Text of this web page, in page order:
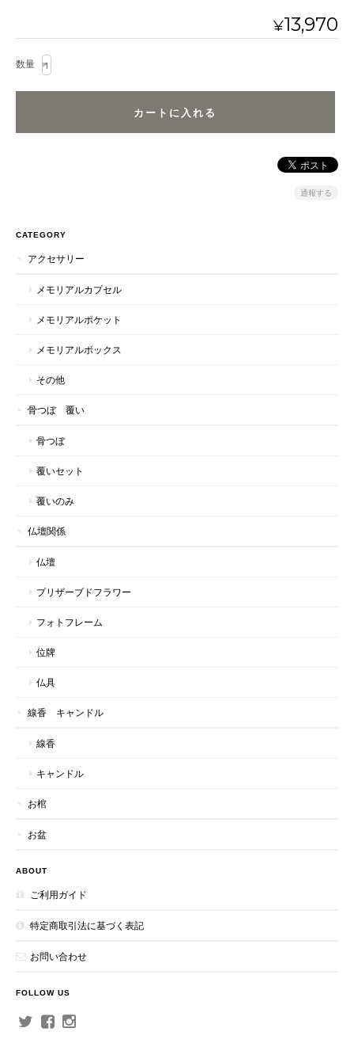
¥13,970
数量
通報する
CATEGORY
アクセサリー
メモリアルカプセル
メモリアルポケット
メモリアルボックス
その他
骨つぼ 覆い
骨つぼ
覆いセット
覆いのみ
仏壇関係
仏壇
プリザーブドフラワー
フォトフレーム
位牌
仏具
線香 キャンドル
線香
キャンドル
お棺
お盆
ABOUT
ご利用ガイド
特定商取引法に基づく表記
お問い合わせ
FOLLOW US